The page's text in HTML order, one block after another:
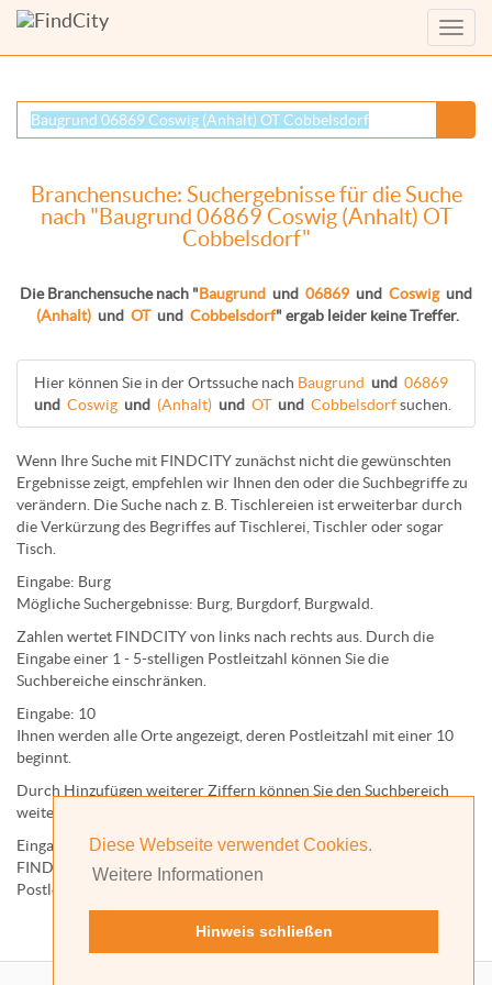
Diese Webseite verwendet Cookies.
Weitere Informationen
Hinweis schließen
Menü
Branchensuche: Suchergebnisse für die Suche
nach "Baugrund 06869 Coswig (Anhalt) OT
Cobbelsdorf"
Die Branchensuche nach "Baugrund und 06869 und Coswig und
(Anhalt) und OT und Cobbelsdorf" ergab leider keine Treffer.
Hier können Sie in der Ortssuche nach Baugrund und 06869
und Coswig und (Anhalt) und OT und Cobbelsdorfsuchen.
Wenn Ihre Suche mit FINDCITY zunächst nicht die gewünschten
Ergebnisse zeigt, empfehlen wir Ihnen den oder die Suchbegriffe zu
verändern. Die Suche nach z. B. Tischlereien ist erweiterbar durch
die Verkürzung des Begriffes aufTischlerei Tischleroder sogar
Tisch
Eingabe: Burg
Mögliche Suchergebnisse: Burg Burgdorf, Burgwald.
Zahlen wertet FINDCITY von links nach rechts aus. Durch die
Eingabe einer 1 - 5-stelligen Postleitzahl können Sie die
Suchbereiche einschränken.
Eingabe: 10
Ihnen werden alle Orteangezeigt, deren Postleitzahl mit einer 10
beginnt.
Durch Hinzufügen weiterer Ziffern können Sie den Suchbereich
weiter einschränken.
Eingabe:
10585
FINDCITY präsentiert Ihnen ausschließlich die zu dieser
Postleitzahl gehörende Kommune; in diesem Fall Berlin.